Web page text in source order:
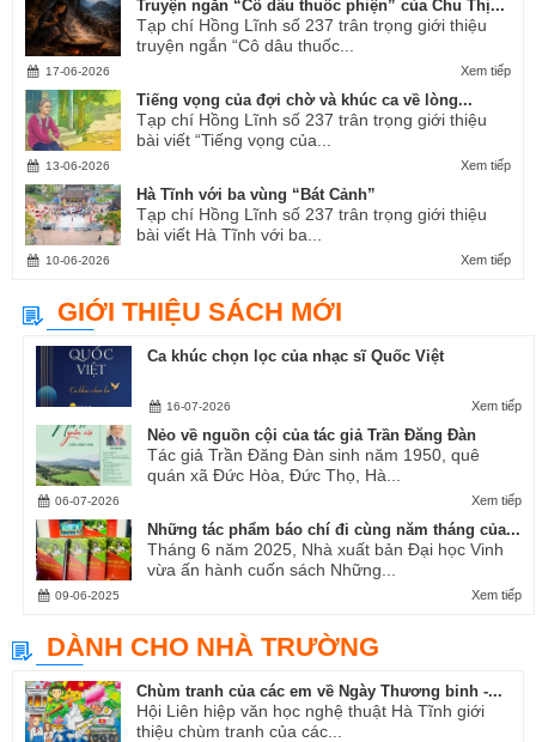
Truyện ngắn “Cô dâu thuốc phiện” của Chu Thị...
Tạp chí Hồng Lĩnh số 237 trân trọng giới thiệu
truyện ngắn “Cô dâu thuốc...
Xem tiếp
17-06-2026
Tiếng vọng của đợi chờ và khúc ca về lòng...
Tạp chí Hồng Lĩnh số 237 trân trọng giới thiệu
bài viết “Tiếng vọng của...
Xem tiếp
13-06-2026
Hà Tĩnh với ba vùng “Bát Cảnh”
Tạp chí Hồng Lĩnh số 237 trân trọng giới thiệu
bài viết Hà Tĩnh với ba...
Xem tiếp
10-06-2026
GIỚI THIỆU SÁCH MỚI
Ca khúc chọn lọc của nhạc sĩ Quốc Việt
Xem tiếp
16-07-2026
Nẻo về nguồn cội của tác giả Trần Đăng Đàn
Tác giả Trần Đăng Đàn sinh năm 1950, quê
quán xã Đức Hòa, Đức Thọ, Hà...
Xem tiếp
06-07-2026
Những tác phẩm báo chí đi cùng năm tháng của...
Tháng 6 năm 2025, Nhà xuất bản Đại học Vinh
vừa ấn hành cuốn sách Những...
Xem tiếp
09-06-2025
DÀNH CHO NHÀ TRƯỜNG
Chùm tranh của các em về Ngày Thương binh -...
Hội Liên hiệp văn học nghệ thuật Hà Tĩnh giới
thiệu chùm tranh của các...